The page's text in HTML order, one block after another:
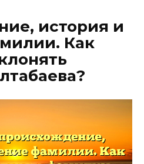
история и
Как